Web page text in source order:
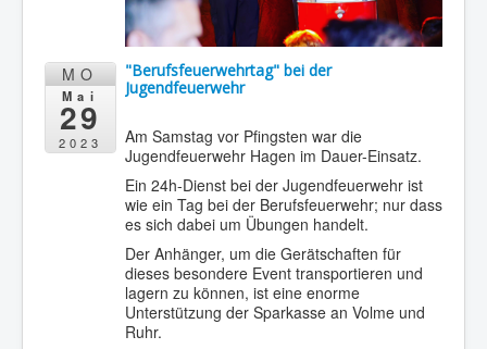
MO
Mai
29
2023
"Berufsfeuerwehrtag" bei der
Jugendfeuerwehr
Am Samstag vor Pfingsten war die
Jugendfeuerwehr Hagen im Dauer-Einsatz.
Ein 24h-Dienst bei der Jugendfeuerwehr ist
wie ein Tag bei der Berufsfeuerwehr; nur dass
es sich dabei um Übungen handelt.
Der Anhänger, um die Gerätschaften für
dieses besondere Event transportieren und
lagern zu können, ist eine enorme
Unterstützung der Sparkasse an Volme und
Ruhr.